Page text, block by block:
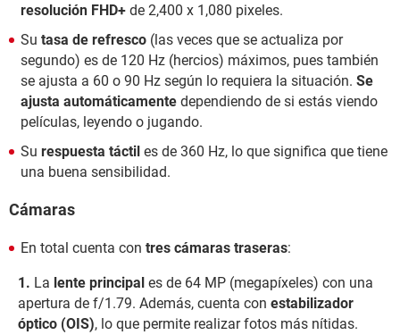
resolución FHD+ de 2,400 x 1,080 pixeles.
Su tasa de refresco (las veces que se actualiza por
segundo) es de 120 Hz (hercios) máximos, pues también
se ajusta a 60 o 90 Hz según lo requiera la situación. Se
ajusta automáticamente dependiendo de si estás viendo
películas, leyendo o jugando.
Su respuesta táctil es de 360 Hz, lo que significa que tiene
una buena sensibilidad.
Cámaras
En total cuenta con tres cámaras traseras:
La lente principal es de 64 MP (megapíxeles) con una
apertura de f/1.79. Además, cuenta con estabilizador
óptico (OIS), lo que permite realizar fotos más nítidas.